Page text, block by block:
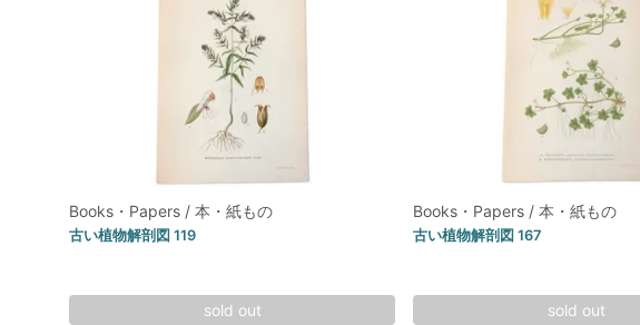
Books・Papers / 本・紙もの
古い植物解剖図 119
sold out
Books・Papers / 本・紙もの
古い植物解剖図 167
sold out